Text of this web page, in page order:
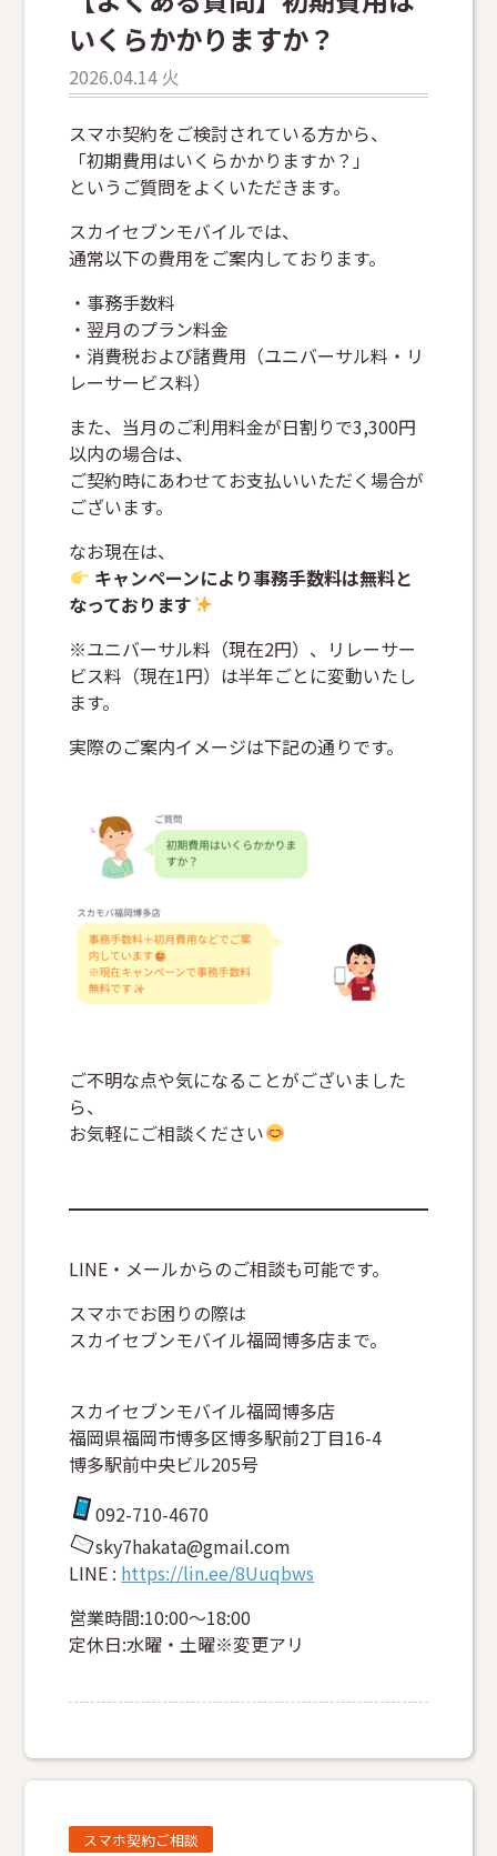
いくらかかりますか？
2026.04.14 火
スマホ契約をご検討されている方から、
「初期費用はいくらかかりますか？」
というご質問をよくいただきます。
スカイセブンモバイルでは、
通常以下の費用をご案内しております。
・事務手数料
・翌月のプラン料金
・消費税および諸費用（ユニバーサル料・リ
レーサービス料）
また、当月のご利用料金が日割りで3,300円
以内の場合は、
ご契約時にあわせてお支払いいただく場合が
ございます。
なお現在は、
キャンペーンにより事務手数料は無料と
なっております
※ユニバーサル料（現在2円）、リレーサー
ビス料（現在1円）は半年ごとに変動いたし
ます。
実際のご案内イメージは下記の通りです。
ご不明な点や気になることがございました
ら、
お気軽にご相談ください
LINE・メールからのご相談も可能です。
スマホでお困りの際は
スカイセブンモバイル福岡博多店まで。
スカイセブンモバイル福岡博多店
福岡県福岡市博多区博多駅前2丁目16-4
博多駅前中央ビル205号
092-710-4670
sky7hakata@gmail.com
LINE : https://lin.ee/8Uuqbws
営業時間:10:00～18:00
定休日:水曜・土曜※変更アリ
スマホ契約ご相談